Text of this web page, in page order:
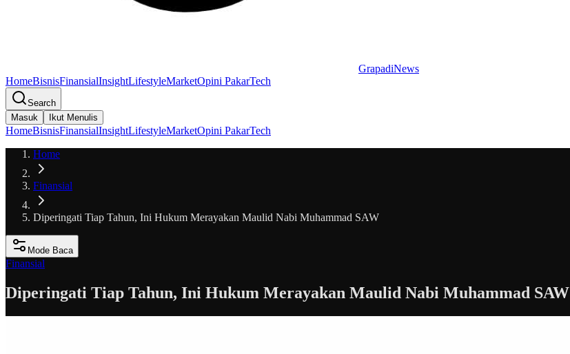
GrapadiNews
HomeBisnisFinansialInsightLifestyleMarketOpini PakarTech
Search
Masuk
Ikut Menulis
HomeBisnisFinansialInsightLifestyleMarketOpini PakarTech
Home
Finansial
Diperingati Tiap Tahun, Ini Hukum Merayakan Maulid Nabi Muhammad SAW
Mode Baca
Finansial
Diperingati Tiap Tahun, Ini Hukum Merayakan Maulid Nabi Muhammad SAW